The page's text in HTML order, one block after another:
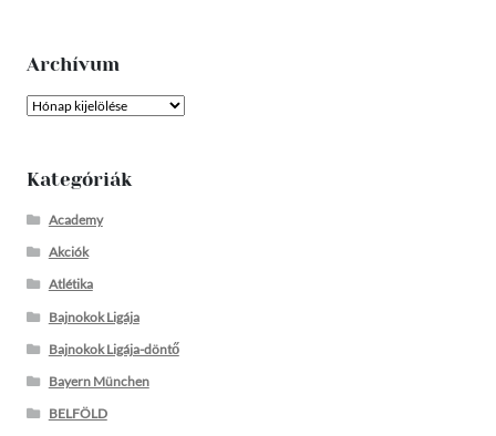
Archívum
Archívum
Kategóriák
Academy
Akciók
Atlétika
Bajnokok Ligája
Bajnokok Ligája-döntő
Bayern München
BELFÖLD